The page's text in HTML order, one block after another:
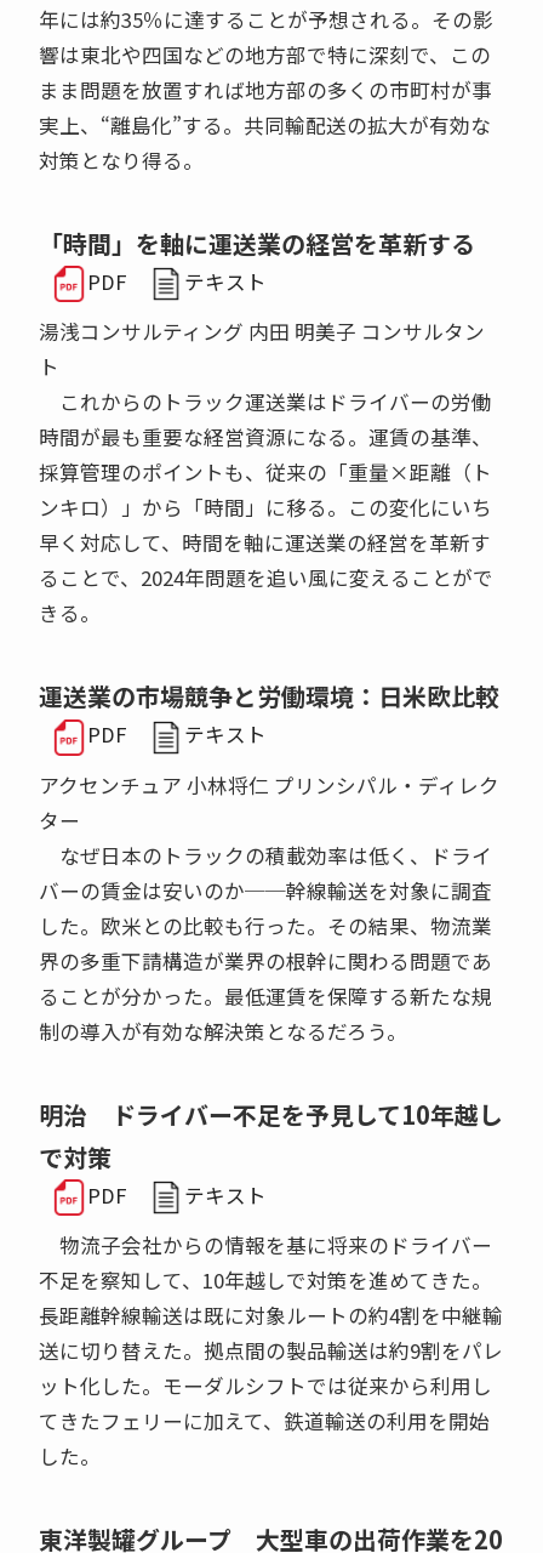
年には約35％に達することが予想される。その影
響は東北や四国などの地方部で特に深刻で、この
まま問題を放置すれば地方部の多くの市町村が事
実上、“離島化”する。共同輸配送の拡大が有効な
対策となり得る。
「時間」を軸に運送業の経営を革新する
PDF
テキスト
湯浅コンサルティング 内田 明美子 コンサルタン
ト
これからのトラック運送業はドライバーの労働
時間が最も重要な経営資源になる。運賃の基準、
採算管理のポイントも、従来の「重量×距離（ト
ンキロ）」から「時間」に移る。この変化にいち
早く対応して、時間を軸に運送業の経営を革新す
ることで、2024年問題を追い風に変えることがで
きる。
運送業の市場競争と労働環境：日米欧比較
PDF
テキスト
アクセンチュア 小林将仁 プリンシパル・ディレク
ター
なぜ日本のトラックの積載効率は低く、ドライ
バーの賃金は安いのか──幹線輸送を対象に調査
した。欧米との比較も行った。その結果、物流業
界の多重下請構造が業界の根幹に関わる問題であ
ることが分かった。最低運賃を保障する新たな規
制の導入が有効な解決策となるだろう。
明治 ドライバー不足を予見して10年越し
で対策
PDF
テキスト
物流子会社からの情報を基に将来のドライバー
不足を察知して、10年越しで対策を進めてきた。
長距離幹線輸送は既に対象ルートの約4割を中継輸
送に切り替えた。拠点間の製品輸送は約9割をパレ
ット化した。モーダルシフトでは従来から利用し
てきたフェリーに加えて、鉄道輸送の利用を開始
した。
東洋製罐グループ 大型車の出荷作業を20